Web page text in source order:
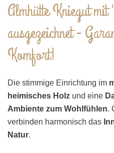
Almhütte Kniegut
ausgezeichnet -
Komfort!
Die stimmige Einrichtung im
heimisches Holz und eine
Ambiente zum Wohlfühlen.
verbinden harmonisch das
Natur.